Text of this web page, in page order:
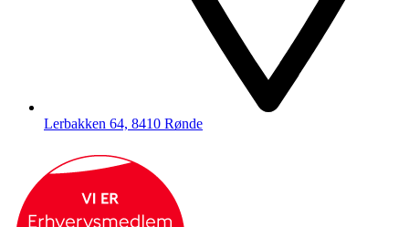
Lerbakken 64, 8410 Rønde